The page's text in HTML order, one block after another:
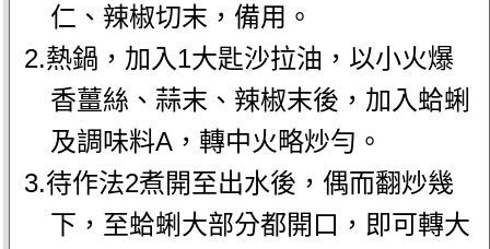
仁、辣椒切末，備用。
2.熱鍋，加入1大匙沙拉油，以小火爆
香薑絲、蒜末、辣椒末後，加入蛤蜊
及調味料A，轉中火略炒勻。
3.待作法2煮開至出水後，偶而翻炒幾
下，至蛤蜊大部分都開口，即可轉大